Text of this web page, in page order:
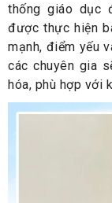
thống giáo dục
được thực hiện
mạnh, điểm yếu
các chuyên gia
hóa, phù hợp với